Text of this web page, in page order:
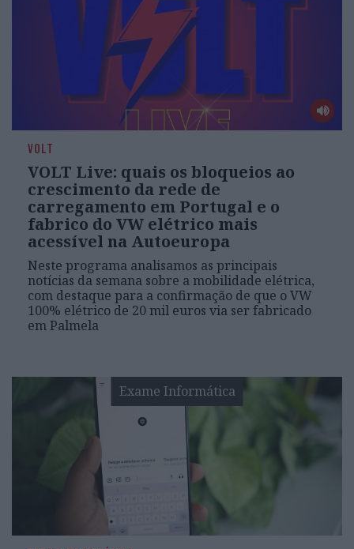
VOLT
VOLT Live: quais os bloqueios ao
crescimento da rede de
carregamento em Portugal e o
fabrico do VW elétrico mais
acessível na Autoeuropa
Neste programa analisamos as principais
notícias da semana sobre a mobilidade elétrica,
com destaque para a confirmação de que o VW
100% elétrico de 20 mil euros via ser fabricado
em Palmela
Exame Informática